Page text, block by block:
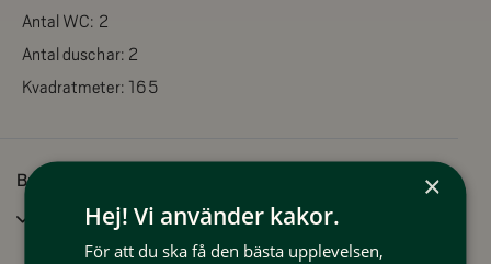
Antal WC: 2
Antal duschar: 2
Kvadratmeter: 165
Bra att veta
Rökfritt
×
Hej! Vi använder kakor.
För att du ska få den bästa upplevelsen,